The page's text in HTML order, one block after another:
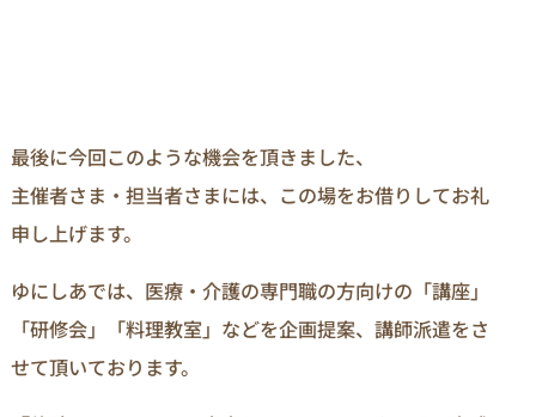
最後に今回このような機会を頂きました、
主催者さま・担当者さまには、この場をお借りしてお礼
申し上げます。
ゆにしあでは、医療・介護の専門職の方向けの「講座」
「研修会」「料理教室」などを企画提案、講師派遣をさ
せて頂いております。